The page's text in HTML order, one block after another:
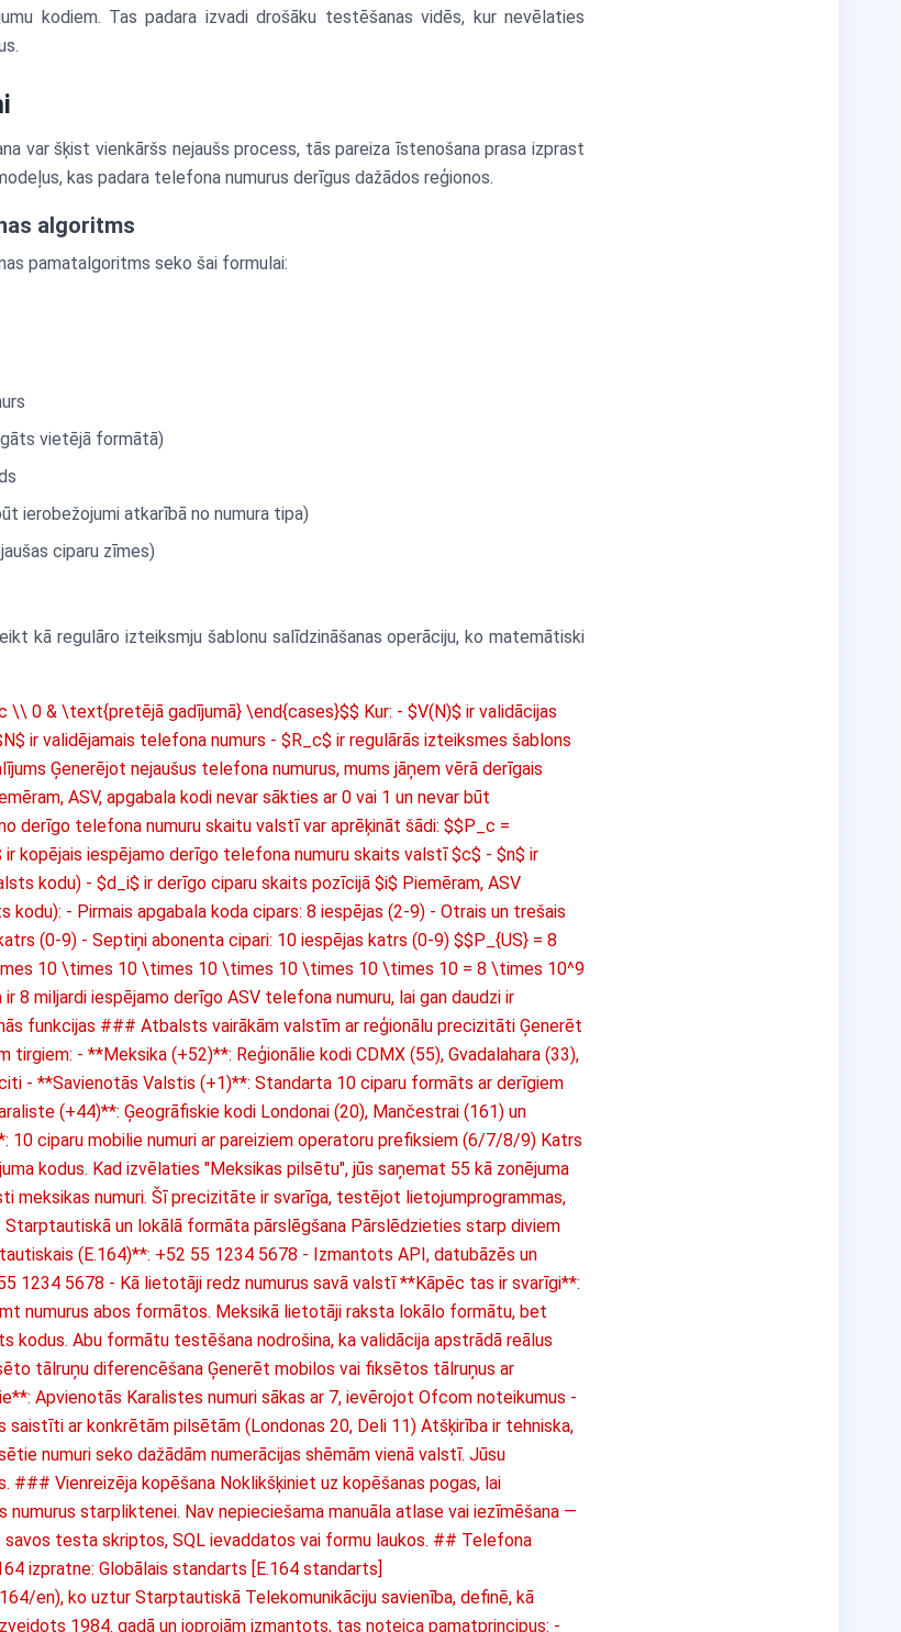
kodiem. Tas padara izvadi drošāku testēšanas vidēs, kur nevēlaties
var šķist vienkāršs nejaušs process, tās pareiza īstenošana prasa izprast
kas padara telefona numurus derīgus dažādos reģionos.
algoritms
pamatalgoritms seko šai formulai:
vietējā formātā)
ierobežojumi atkarībā no numura tipa)
ciparu zīmes)
kā regulāro izteiksmju šablonu salīdzināšanas operāciju, ko matemātiski
0 & \text{pretējā gadījumā} \end{cases}$$ Kur: - $V(N)$ ir validācijas
ir validējamais telefona numurs - $R_c$ ir regulārās izteiksmes šablons
Ģenerējot nejaušus telefona numurus, mums jāņem vērā derīgais
ASV, apgabala kodi nevar sākties ar 0 vai 1 un nevar būt
derīgo telefona numuru skaitu valstī var aprēķināt šādi: $$P_c =
kopējais iespējamo derīgo telefona numuru skaits valstī $c$ - $n$ ir
kodu) - $d_i$ ir derīgo ciparu skaits pozīcijā $i$ Piemēram, ASV
- Pirmais apgabala koda cipars: 8 iespējas (2-9) - Otrais un trešais
(0-9) - Septiņi abonenta cipari: 10 iespējas katrs (0-9) $$P_{US} = 8
10 \times 10 \times 10 \times 10 \times 10 \times 10 = 8 \times 10^9
8 miljardi iespējamo derīgo ASV telefona numuru, lai gan daudzi ir
funkcijas ### Atbalsts vairākām valstīm ar reģionālu precizitāti Ģenerēt
tirgiem: - **Meksika (+52)**: Reģionālie kodi CDMX (55), Gvadalahara (33),
- **Savienotās Valstis (+1)**: Standarta 10 ciparu formāts ar derīgiem
(+44)**: Ģeogrāfiskie kodi Londonai (20), Mančestrai (161) un
10 ciparu mobilie numuri ar pareiziem operatoru prefiksiem (6/7/8/9) Katrs
kodus. Kad izvēlaties "Meksikas pilsētu", jūs saņemat 55 kā zonējuma
meksikas numuri. Šī precizitāte ir svarīga, testējot lietojumprogrammas,
un lokālā formāta pārslēgšana Pārslēdzieties starp diviem
(E.164)**: +52 55 1234 5678 - Izmantots API, datubāzēs un
1234 5678 - Kā lietotāji redz numurus savā valstī **Kāpēc tas ir svarīgi**:
numurus abos formātos. Meksikā lietotāji raksta lokālo formātu, bet
kodus. Abu formātu testēšana nodrošina, ka validācija apstrādā reālus
tālruņu diferencēšana Ģenerēt mobilos vai fiksētos tālruņus ar
Apvienotās Karalistes numuri sākas ar 7, ievērojot Ofcom noteikumus -
saistīti ar konkrētām pilsētām (Londonas 20, Deli 11) Atšķirība ir tehniska,
numuri seko dažādām numerācijas shēmām vienā valstī. Jūsu
### Vienreizēja kopēšana Noklikšķiniet uz kopēšanas pogas, lai
starpliktenei. Nav nepieciešama manuāla atlase vai iezīmēšana —
savos testa skriptos, SQL ievaddatos vai formu laukos. ## Telefona
izpratne: Globālais standarts [E.164 standarts]
en), ko uztur Starptautiskā Telekomunikāciju savienība, definē, kā
1984. gadā un joprojām izmantots, tas noteica pamatprincipus: -